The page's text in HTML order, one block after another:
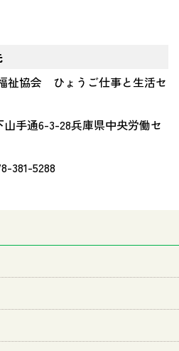
祉協会 ひょうご仕事と生活セ
山手通6-3-28兵庫県中央労働セ
381-5288